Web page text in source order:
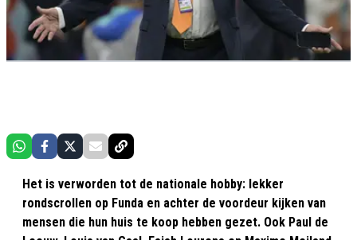
Het is verworden tot de nationale hobby: lekker
rondscrollen op Funda en achter de voordeur kijken van
mensen die hun huis te koop hebben gezet. Ook Paul de